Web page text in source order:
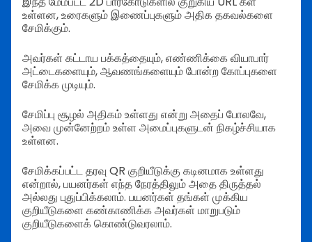
உள்ளன, உரைகளும் இணைப்புகளும் அதிக தகவல்களை
சேமிக்கும்.
அவர்கள் கட்டாய பக்கத்தையும், எண்ணிக்கை வியாபார்
அட்டைகளையும், ஆவணங்களையும் போன்ற கோப்புகளை
சேமிக்க முடியும்.
சேமிப்பு சூழல் அதிகம் உள்ளது என்று அதைப் போலவே,
அவை முன்னேற்றம் உள்ள அமைப்புகளுடன் நிகழ்ச்சியாக
உள்ளன.
சேமிக்கப்பட்ட தரவு QR குறியீடுக்கு கடினமாக உள்ளது
என்றால், பயனர்கள் எந்த நேரத்திலும் அதை திருத்தல்
அல்லது புதுப்பிக்கலாம். பயனர்கள் தங்கள் முக்கிய
குறியீடுகளை கண்காணிக்க அவர்கள் மாறுபடும்
குறியீடுகளைக் கொண்டுவரலாம்.